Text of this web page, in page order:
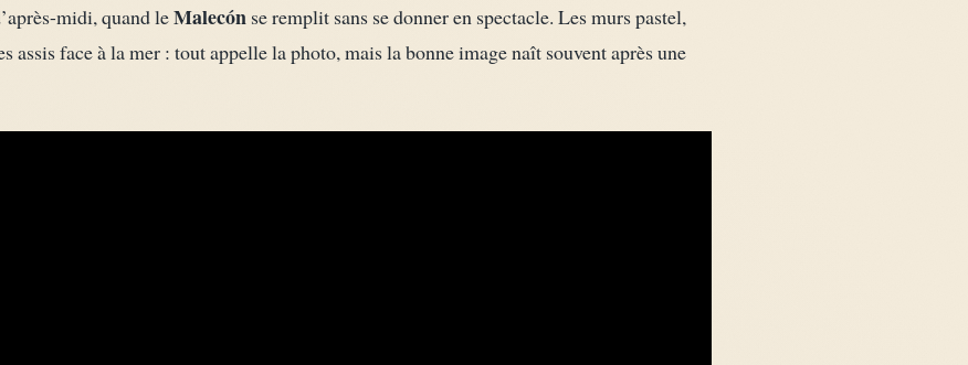
midi, quand leMalecón se remplit sans se donner en spectacle. Les murs pastel,
assis face à la mer : tout appelle la photo, mais la bonne image naît souvent après une